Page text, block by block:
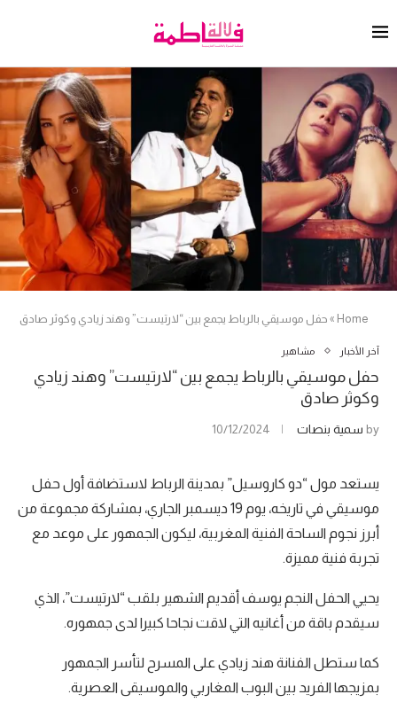
Home
» حفل موسيقي بالرباط يجمع بين “لارتيست” وهند زيادي وكوثر صادق
آخر الأخبار مشاهير
حفل موسيقي بالرباط يجمع بين “لارتيست” وهند زيادي
وكوثر صادق
by سمية بنصات 10/12/2024
يستعد مول “دو كاروسيل” بمدينة الرباط لاستضافة أول حفل
موسيقي في تاريخه، يوم 19 ديسمبر الجاري، بمشاركة مجموعة من
أبرز نجوم الساحة الفنية المغربية، ليكون الجمهور على موعد مع
تجربة فنية مميزة.
يحيي الحفل النجم يوسف أقديم الشهير بلقب “لارتيست”، الذي
سيقدم باقة من أغانيه التي لاقت نجاحا كبيرا لدى جمهوره.
كما ستطل الفنانة هند زيادي على المسرح لتأسر الجمهور
بمزيجها الفريد بين البوب المغاربي والموسيقى العصرية.